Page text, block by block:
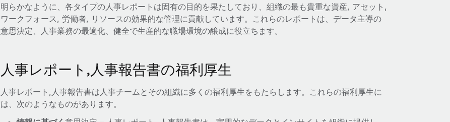
明らかなように、各タイプの人事レポートは固有の目的を果たしており、組織の最も貴重な資産, アセット,
ワークフォース, 労働者, リソースの効果的な管理に貢献しています。これらのレポートは、データ主導の
意思決定、人事業務の最適化、健全で生産的な職場環境の醸成に役立ちます。
人事レポート,人事報告書の福利厚生
人事レポート,人事報告書は人事チームとその組織に多くの福利厚生をもたらします。これらの福利厚生に
は、次のようなものがあります。